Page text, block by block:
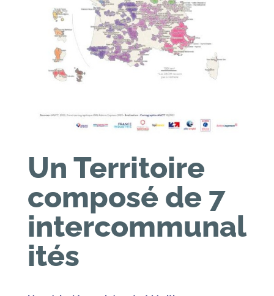
Un Territoire
composé de 7
intercommunal
ités